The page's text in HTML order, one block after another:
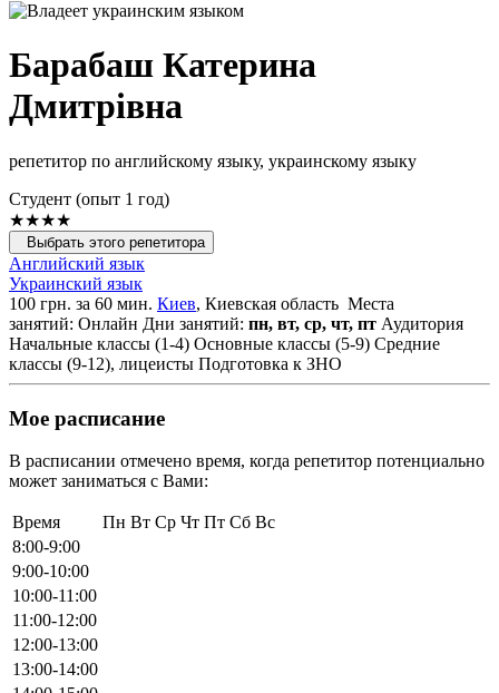
Барабаш Катерина
Дмитрівна
репетитор по английскому языку, украинскому языку
Cтудент (опыт 1 год)
★★★★
Выбрать этого репетитора
Английский язык
Украинский язык
100 грн. за 60 мин. Киев, Киевская область Места
занятий: Онлайн Дни занятий: пн, вт, ср, чт, пт Аудитория
Начальные классы (1-4) Основные классы (5-9) Средние
классы (9-12), лицеисты Подготовка к ЗНО
Мое расписание
В расписании отмечено время, когда репетитор потенциально
может заниматься с Вами:
Время Пн Вт Ср Чт Пт Сб Вс
8:00-9:00
9:00-10:00
10:00-11:00
11:00-12:00
12:00-13:00
13:00-14:00